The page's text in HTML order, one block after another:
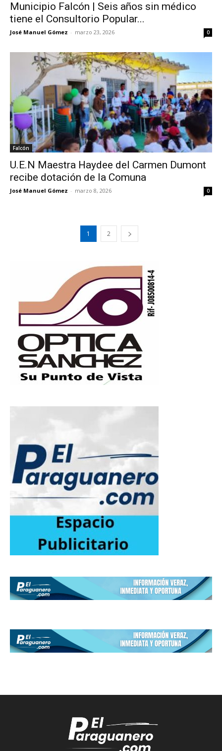
Municipio Falcón | Seis años sin médico
tiene el Consultorio Popular...
José Manuel Gómez - marzo 23, 2026 0
Falcón
U.E.N Maestra Haydee del Carmen Dumont
recibe dotación de la Comuna
José Manuel Gómez - marzo 8, 2026 0
1 2